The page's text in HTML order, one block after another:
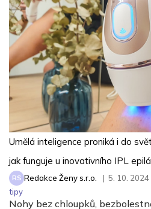
Umělá inteligence proniká i do
jak funguje u inovativního IPL
RS Redakce Ženy s.r.o. | 5. 10. 2024
tipy
Nohy bez chloupků,